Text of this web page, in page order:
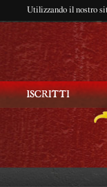
Utilizzando il nostro